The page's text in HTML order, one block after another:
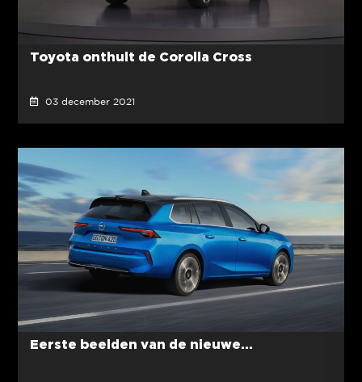
Toyota onthult de Corolla Cross
03 december 2021
Eerste beelden van de nieuwe...